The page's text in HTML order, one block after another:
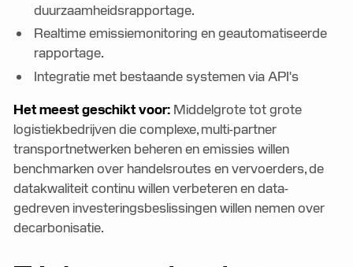
duurzaamheidsrapportage.
Realtime emissiemonitoring en geautomatiseerde
rapportage.
Integratie met bestaande systemen via API's
Het meest geschikt voor: Middelgrote tot grote
logistiekbedrijven die complexe, multi-partner
transportnetwerken beheren en emissies willen
benchmarken over handelsroutes en vervoerders, de
datakwaliteit continu willen verbeteren en data-
gedreven investeringsbeslissingen willen nemen over
decarbonisatie.